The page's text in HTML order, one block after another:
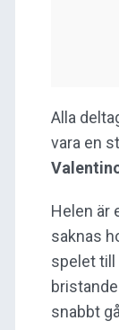
Alla
vara en
Helen är
saknas
spelet till
snabbt